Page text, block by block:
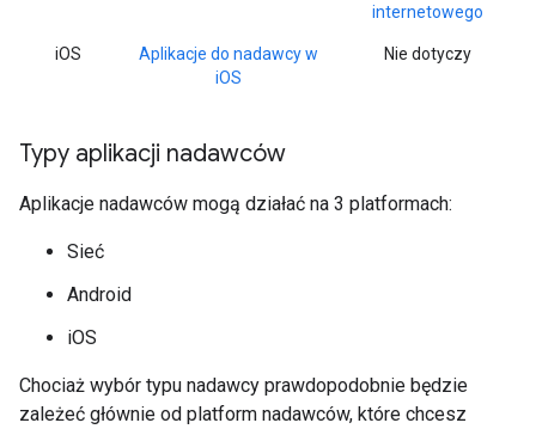
internetowego
iOS
Aplikacje do nadawcy w
iOS
Nie dotyczy
Typy aplikacji nadawców
Aplikacje nadawców mogą działać na 3 platformach:
Sieć
Android
iOS
Chociaż wybór typu nadawcy prawdopodobnie będzie
zależeć głównie od platform nadawców, które chcesz